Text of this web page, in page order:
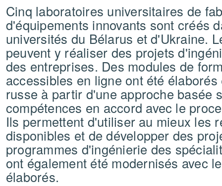
Cinq laboratoires universitaires de
d'équipements innovants sont créés
universités du Bélarus et d'Ukraine.
peuvent y réaliser des projets
des entreprises. Des modules de
accessibles en ligne ont été
russe à partir d'une approche basée
compétences en accord avec le
Ils permettent d'utiliser au mieux les
disponibles et de développer des
programmes d'ingénierie des
ont également été modernisés avec
élaborés.